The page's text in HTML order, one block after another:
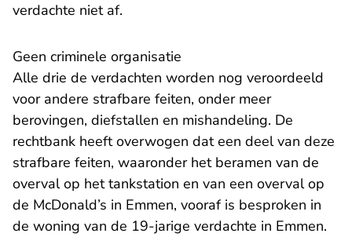
verdachte niet af.
Geen criminele organisatie
Alle drie de verdachten worden nog veroordeeld
voor andere strafbare feiten, onder meer
berovingen, diefstallen en mishandeling. De
rechtbank heeft overwogen dat een deel van deze
strafbare feiten, waaronder het beramen van de
overval op het tankstation en van een overval op
de McDonald’s in Emmen, vooraf is besproken in
de woning van de 19-jarige verdachte in Emmen.